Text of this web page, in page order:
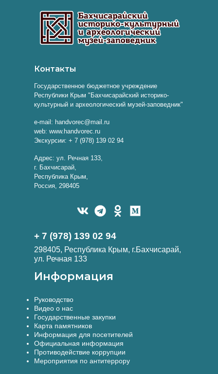
Контакты
Государственное бюджетное учреждение
Республики Крым "Бахчисарайский историко-
культурный и археологический музей-заповедник"
e-mail: handvorec@mail.ru
web: www.handvorec.ru
Экскурсии: + 7 (978) 139 02 94
Адрес: ул. Речная 133,
г. Бахчисарай,
Республика Крым,
Россия, 298405
+ 7 (978) 139 02 94
298405, Республика Крым, г.Бахчисарай,
ул. Речная 133
Информация
Руководство
Видео о нас
Государственные закупки
Карта памятников
Информация для посетителей
Официальная информация
Противодействие коррупции
Мероприятия по антитеррору